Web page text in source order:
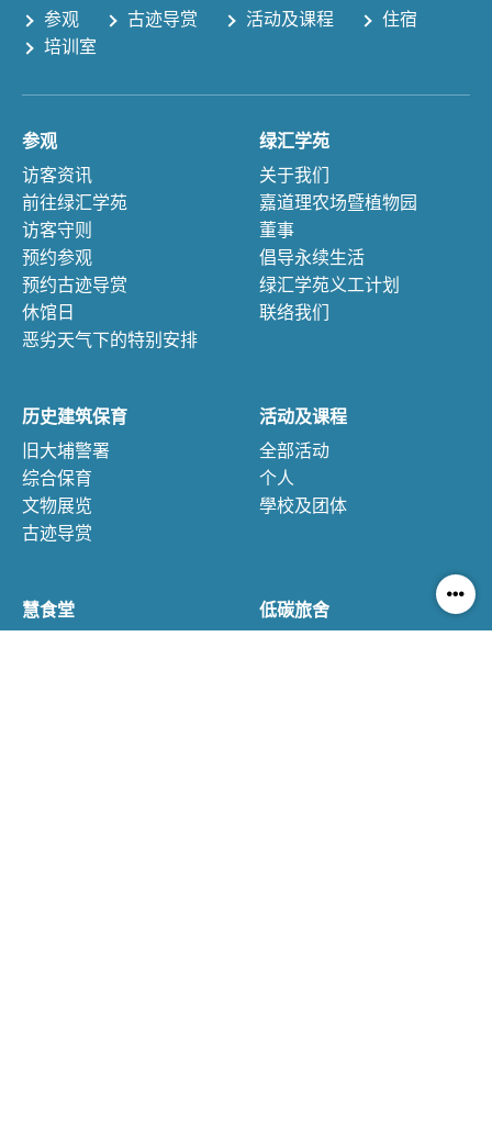
参观 古迹导赏 活动及课程
住宿
培训室
参观
访客资讯
前往绿汇学苑
访客守则
预约参观
预约古迹导赏
休馆日
恶劣天气下的特别安排
绿汇学苑
关于我们
嘉道理农场暨植物园
董事
倡导永续生活
绿汇学苑义工计划
联络我们
历史建筑保育
旧大埔警署
综合保育
文物展览
古迹导赏
活动及课程
全部活动
个人
學校及团体
慧食堂
低碳旅舍